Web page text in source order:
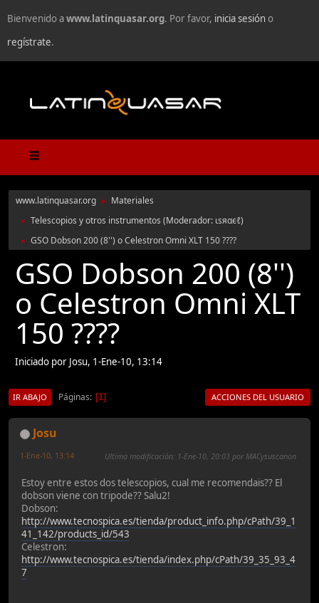
Bienvenido awww.latinquasar.org. Por favor, inicia sesióno
regístrate.
www.latinquasar.org ► Materiales
► Telescopios y otros instrumentos (Moderador: ιѕяαєℓ)
► GSO Dobson 200 (8'') o Celestron Omni XLT 150 ????
GSO Dobson 200 (8'')
o Celestron Omni XLT
150 ????
Iniciado por Josu, 1-Ene-10, 13:14
IR ABAJO Páginas 1 ACCIONES DEL USUARIO
Josu
1-Ene-10, 13:14 Ultima modificación: 1-Ene-10, 20:03 por MACysuscanon
Estoy entre estos dos telescopios, cual me recomendais?? El
dobson viene con tripode?? Salu2!
Dobson:
http://www.tecnospica.es/tienda/product_info.php/cPath/39_1
41_142/products_id/543
Celestron:
http://www.tecnospica.es/tienda/index.php/cPath/39_35_93_4
7